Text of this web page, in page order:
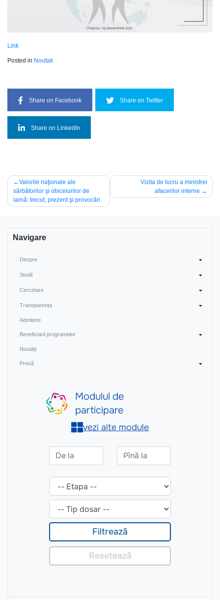
Link
Posted in Noutati
Share on Facebook Share on Twitter
Share on LinkedIn
Post
navigation
Valorile naţionale ale
sărbătorilor şi obiceiurilor de
iarnă: trecut, prezent şi provocări
Vizita de lucru a ministrei
afacerilor interne
Navigare
Despre
Studii
Cercetare
Transparența
Admitere
Beneficiarii programelor
Noutăți
Presă